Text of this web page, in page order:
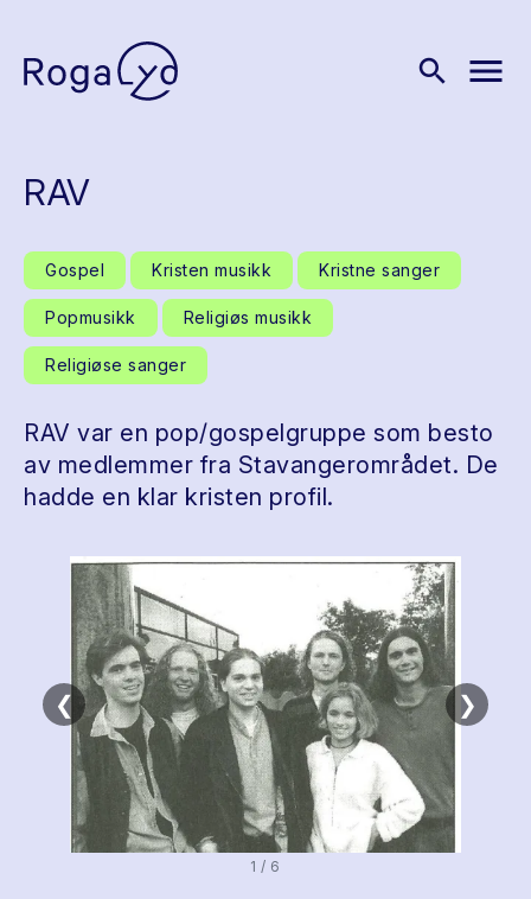
search menu
RAV
Gospel Kristen musikk Kristne sanger
Popmusikk Religiøs musikk
Religiøse sanger
RAV var en pop/gospelgruppe som besto
av medlemmer fra Stavangerområdet. De
hadde en klar kristen profil.
❮ ❯
1 / 6